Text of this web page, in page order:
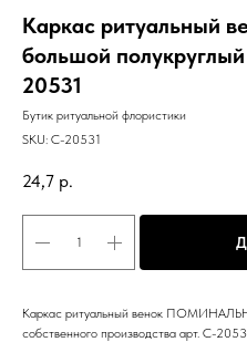
Каркас
большой
20531
Бутик ритуальной флористики
SKU: C-20531
24,7 р.
Каркас ритуальный венок
собственного производства арт. C-